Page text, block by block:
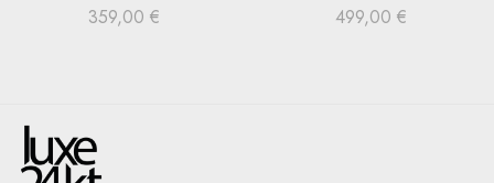
359,00 € 499,00 €